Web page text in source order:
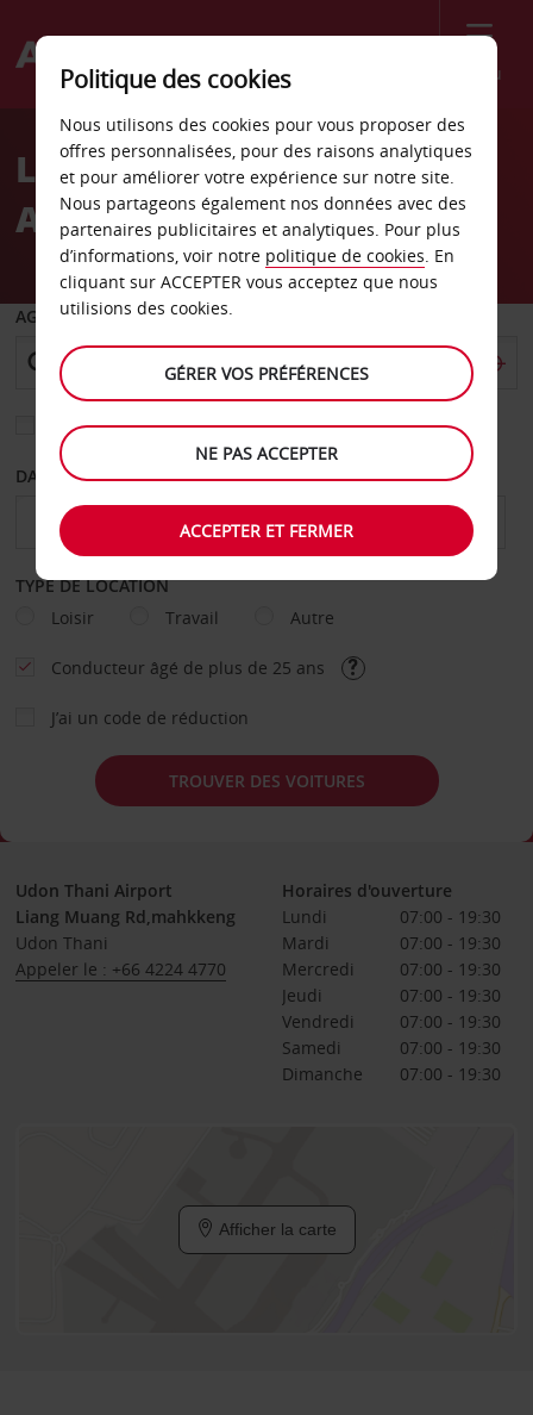
Menu
Welcome
AvisLocation de voiture
Aéroport d’Udon Thani
AGENCE DE DÉPART
Sélectionnez une autre agence de retour
DATE DE DÉPART DATE DE RETOUR
TYPE DE LOCATION
Loisir
Travail Autre
Conducteur âgé de plus de 25 ans
J’ai un code de réduction
TROUVER DES VOITURES
Udon Thani Airport
Liang Muang Rd,mahkkeng
Udon Thani
Appeler le : +66 4224 4770
Horaires d'ouverture
Lundi
07:00 - 19:30
Mardi
07:00 - 19:30
Mercredi
07:00 - 19:30
Jeudi
07:00 - 19:30
Vendredi
07:00 - 19:30
Samedi
07:00 - 19:30
Dimanche
07:00 - 19:30
Afficher la carte
Politique des cookies
Nous utilisons des cookies pour vous proposer des
offres personnalisées, pour des raisons analytiques
et pour améliorer votre expérience sur notre site.
Nous partageons également nos données avec des
partenaires publicitaires et analytiques. Pour plus
d’informations, voir notre politique de cookies. En
cliquant sur ACCEPTER vous acceptez que nous
utilisions des cookies.
GÉRER VOS PRÉFÉRENCES
NE PAS ACCEPTER
ACCEPTER ET FERMER